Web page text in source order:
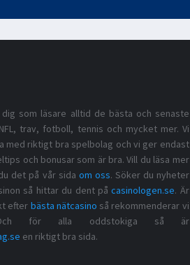
dig som läsare alltid de bästa och senaste
trav, fotboll, tennis och mycket mer. Vi
med riktigt bra spelbolag och vi ger endast
och bonusar som är bra. Vill du läsa mer
det på vår sida om oss. Söker du nyheter
så hittar du dent påcasinologen.se. Är
efter bästa nätcasino så rekommenderar vi
Och för alla oddstokiga så är
en riktigt bra sida.